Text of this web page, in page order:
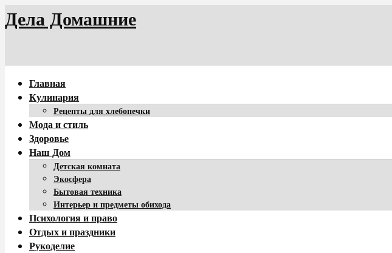
Дела Домашние
Главная
Кулинария
Рецепты для хлебопечки
Мода и стиль
Здоровье
Наш Дом
Детская комната
Экосфера
Бытовая техника
Интерьер и предметы обихода
Психология и право
Отдых и праздники
Рукоделие